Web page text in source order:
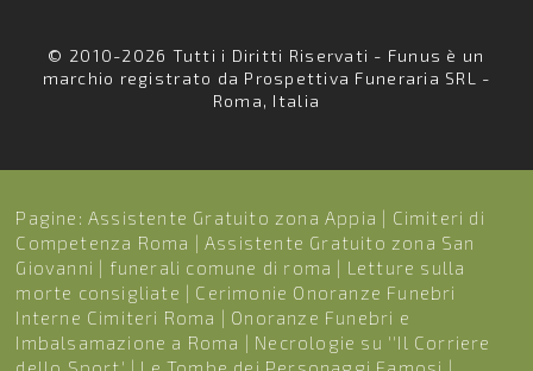
© 2010-2026 Tutti i Diritti Riservati - Funus è un
marchio registrato da Prospettiva Funeraria SRL -
Roma, Italia
Pagine:Assistente Gratuito zona Appia | Cimiteri di
Competenza Roma |Assistente Gratuito zona San
Giovanni | funerali comune di roma | Letture sulla
morte consigliate | Cerimonie Onoranze Funebri
Interne Cimiteri Roma | Onoranze Funebri e
Imbalsamazione a Roma | Necrologie su ''Il Corriere